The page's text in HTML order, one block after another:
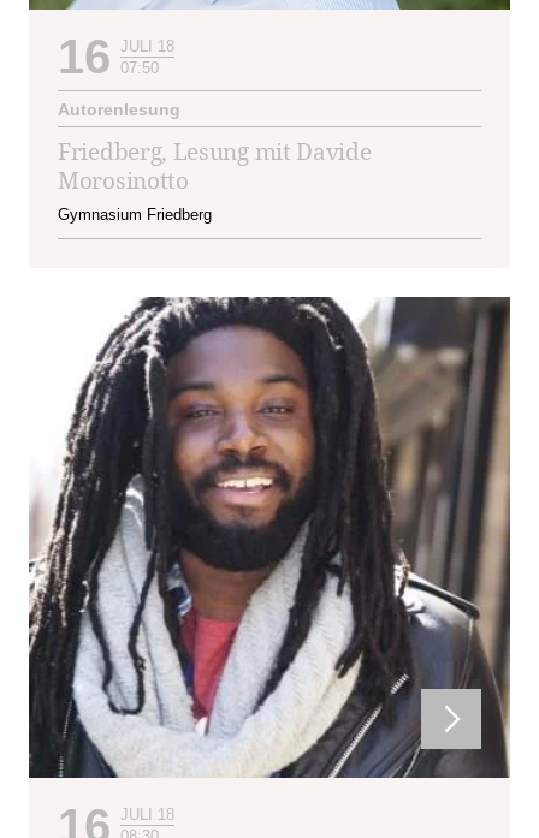
16 JULI 18
07:50
Autorenlesung
Friedberg, Lesung mit Davide
Morosinotto
Gymnasium Friedberg
16 JULI 18